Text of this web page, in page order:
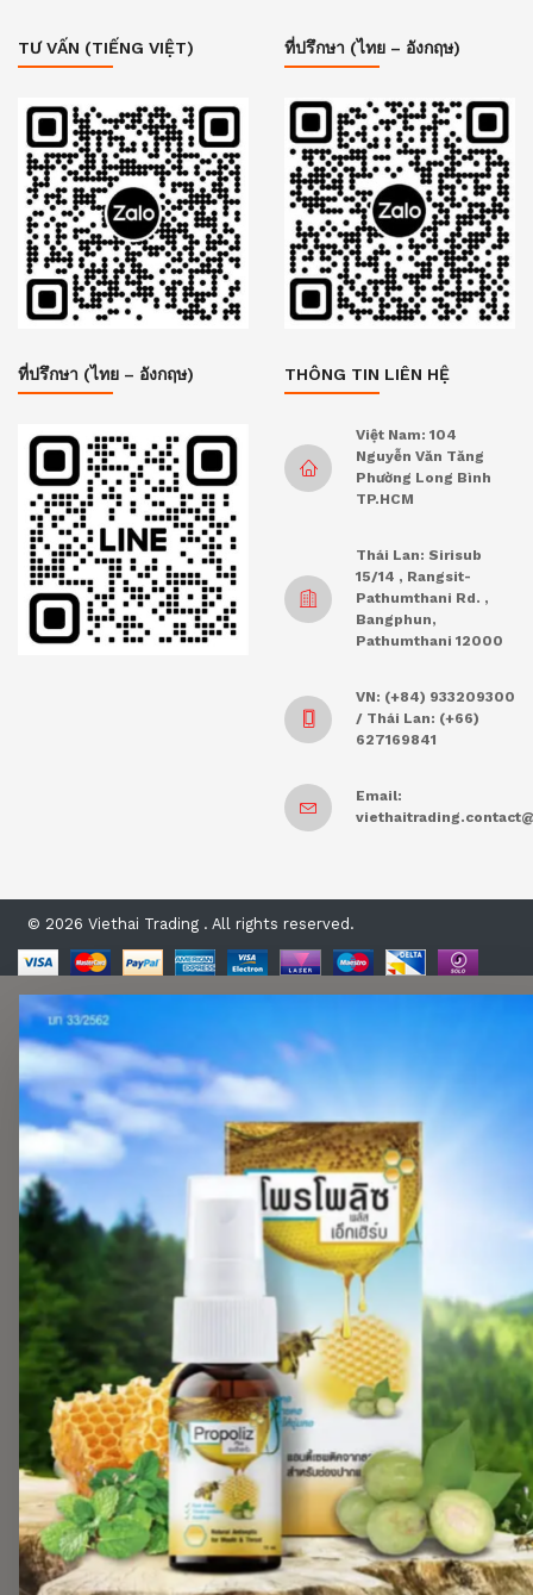
TƯ VẤN (TIẾNG VIỆT) ที่ปรึกษา (ไทย – อังกฤษ)
ที่ปรึกษา (ไทย – อังกฤษ) THÔNG TIN LIÊN HỆ
Việt Nam: 104
Nguyễn Văn Tăng
Phường Long Bình
TP.HCM
Thái Lan: Sirisub
15/14 , Rangsit-
Pathumthani Rd. ,
Bangphun,
Pathumthani 12000
VN: (+84) 933209300
/ Thái Lan: (+66)
627169841
Email:
© 2026 Viethai Trading . All rights reserved.